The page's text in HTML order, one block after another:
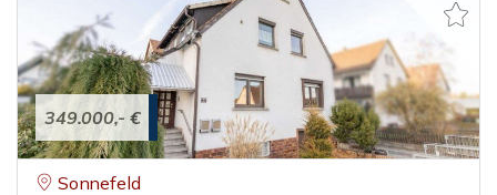
349.000,- €
Sonnefeld